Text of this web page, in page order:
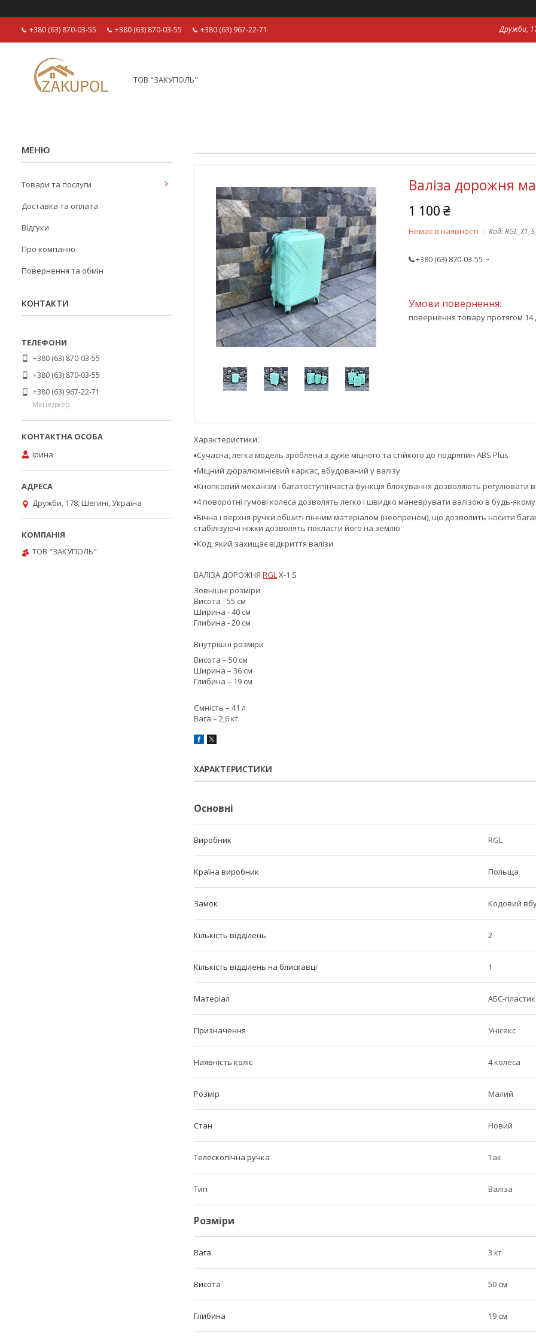
+380 (63) 870-03-55 +380 (63) 870-03-55 +380 (63) 967-22-71 Дружби,
ТОВ "ЗАКУПОЛЬ"
Валіза дорожня
1 100 ₴
Немає в наявності Код:
+380 (63) 870-03-55
повернення товару протягом 14
Характеристики:
▪️Сучасна, легка модель зроблена з дуже міцного та стійкого до подряпин ABS Plus
▪️Міцний дюралюмінієвий каркас, вбудований у валізу
▪️Кнопковий механізм і багатоступінчаста функція блокування дозволяють
▪️4 поворотні гумові колеса дозволять легко і швидко маневрувати валізою в будь-
▪️Бічна і верхня ручки обшиті пінним матеріалом (неопреном), що дозволить носити
стабілізуючі ніжки дозволять покласти його на землю
▪️Код, який захищає відкриття валізи
ВАЛІЗА ДОРОЖНЯ RGLX-1 S
Зовнішні розміри
Висота - 55 см
Ширина - 40 см
Глибина - 20 см
Внутрішні розміри
Висота – 50 см
Ширина – 36 см
Глибина – 19 см
Ємність – 41 л
Вага – 2,6 кг
ХАРАКТЕРИСТИКИ
Основні
Виробник RGL
Країна виробник Польща
Замок Кодовий
Кількість відділень 2
Кількість відділень на блискавці 1
Матеріал АБС-пластик
Призначення Унісекс
Наявність коліс 4 колеса
Розмір Малий
Стан Новий
Телескопічна ручка Так
Тип Валіза
Розміри
Вага 3 кг
Висота 50 см
Глибина 19 см
Товари та послуги
Доставка та оплата
Відгуки
Про компанію
Повернення та обмін
КОНТАКТИ
+380 (63) 870-03-55
+380 (63) 870-03-55
+380 (63) 967-22-71
Менеджер
Ірина
Дружби, 178, Шегині, Україна
ТОВ "ЗАКУПОЛЬ"